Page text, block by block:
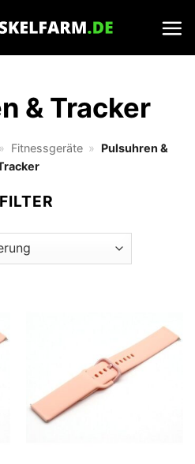
& Tracker
» Fitnessgeräte » Pulsuhren &
FILTER